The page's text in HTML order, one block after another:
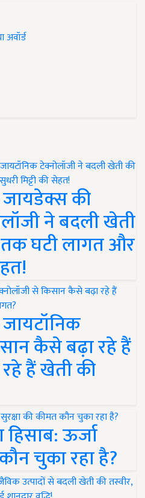
अवॉर्ड
की
ने बदली खेती
तक घटी लागत और
कैसे बढ़ा रहे हैं
हैं खेती की
ऊर्जा
चुका रहा है?